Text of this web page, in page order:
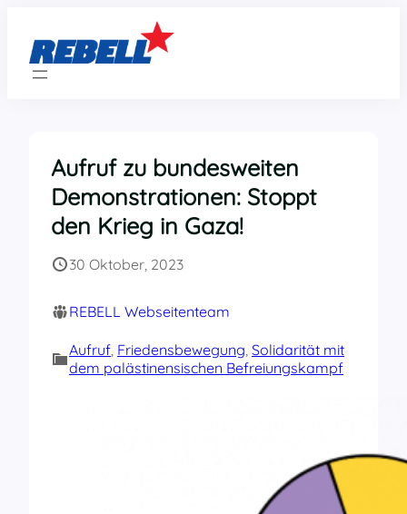
springen
Aufruf zu bundesweiten
Demonstrationen: Stoppt
den Krieg in Gaza!
30 Oktober, 2023
REBELL Webseitenteam
Aufruf Friedensbewegung Solidarität mit
dem palästinensischen Befreiungskampf